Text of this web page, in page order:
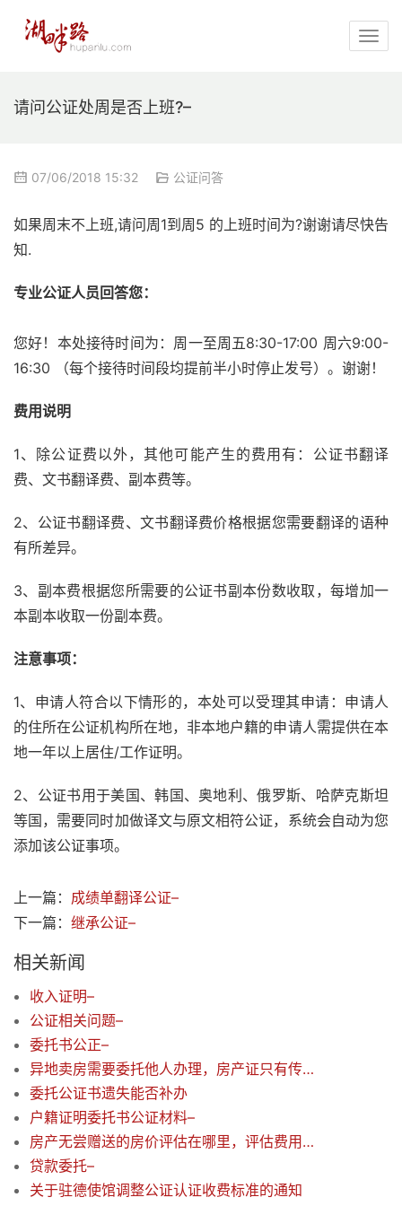
请问公证处周是否上班?–
07/06/2018 15:32 公证问答
如果周末不上班,请问周1到周5 的上班时间为?谢谢请尽快告
知.
专业公证人员回答您：
您好！本处接待时间为：周一至周五8:30-17:00 周六9:00-
16:30 （每个接待时间段均提前半小时停止发号）。谢谢！
费用说明
1、除公证费以外，其他可能产生的费用有：公证书翻译
费、文书翻译费、副本费等。
2、公证书翻译费、文书翻译费价格根据您需要翻译的语种
有所差异。
3、副本费根据您所需要的公证书副本份数收取，每增加一
本副本收取一份副本费。
注意事项：
1、申请人符合以下情形的，本处可以受理其申请：申请人
的住所在公证机构所在地，非本地户籍的申请人需提供在本
地一年以上居住/工作证明。
2、公证书用于美国、韩国、奥地利、俄罗斯、哈萨克斯坦
等国，需要同时加做译文与原文相符公证，系统会自动为您
添加该公证事项。
上一篇： 成绩单翻译公证–
下一篇： 继承公证–
相关新闻
收入证明–
公证相关问题–
委托书公正–
异地卖房需要委托他人办理，房产证只有传真件可否办理?
委托公证书遗失能否补办
户籍证明委托书公证材料–
房产无尝赠送的房价评估在哪里，评估费用是多少–
贷款委托–
关于驻德使馆调整公证认证收费标准的通知